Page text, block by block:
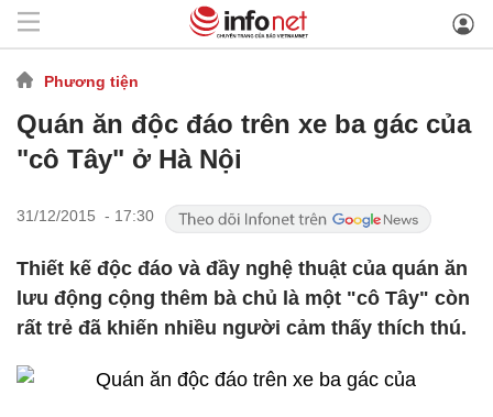
Phương tiện
Quán ăn độc đáo trên xe ba gác của
"cô Tây" ở Hà Nội
31/12/2015 - 17:30
Thiết kế độc đáo và đầy nghệ thuật của quán ăn
lưu động cộng thêm bà chủ là một "cô Tây" còn
rất trẻ đã khiến nhiều người cảm thấy thích thú.